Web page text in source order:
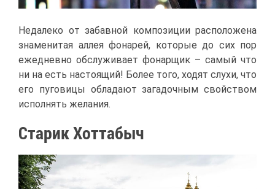
Неда­ле­ко от за­бав­ной ком­по­зи­ции рас­по­ло­же­на
зна­ме­ни­тая ал­лея фо­на­рей, ко­то­рые до сих пор
еже­днев­но об­слу­жи­ва­ет фо­нар­щик – са­мый что
ни на есть на­сто­я­щий! Бо­лее то­го, хо­дят слу­хи, что
его пу­го­ви­цы об­ла­да­ют за­га­доч­ным свой­ством
ис­пол­нять же­ла­ния.
Ста­рик Хот­та­быч